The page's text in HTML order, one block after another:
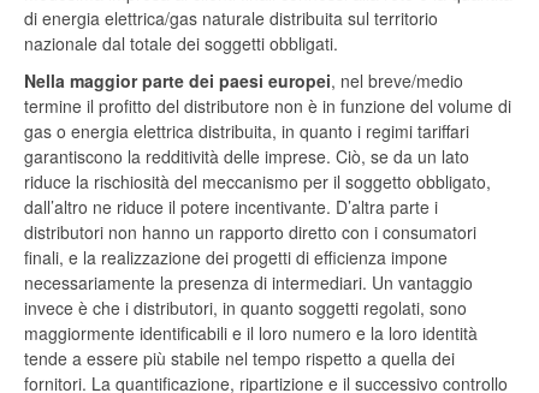
di energia elettrica/gas naturale distribuita sul territorio
nazionale dal totale dei soggetti obbligati.
Nella maggior parte dei paesi europei, nel breve/medio
termine il profitto del distributore non è in funzione del volume di
gas o energia elettrica distribuita, in quanto i regimi tariffari
garantiscono la redditività delle imprese. Ciò, se da un lato
riduce la rischiosità del meccanismo per il soggetto obbligato,
dall’altro ne riduce il potere incentivante. D’altra parte i
distributori non hanno un rapporto diretto con i consumatori
finali, e la realizzazione dei progetti di efficienza impone
necessariamente la presenza di intermediari. Un vantaggio
invece è che i distributori, in quanto soggetti regolati, sono
maggiormente identificabili e il loro numero e la loro identità
tende a essere più stabile nel tempo rispetto a quella dei
fornitori. La quantificazione, ripartizione e il successivo controllo